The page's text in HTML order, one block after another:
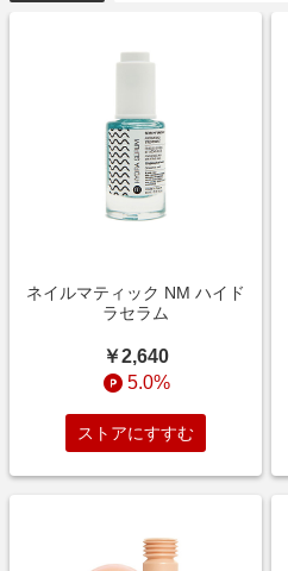
ネイルマティック NM ハイド
ラセラム
￥2,640
5.0%
ストアにすすむ